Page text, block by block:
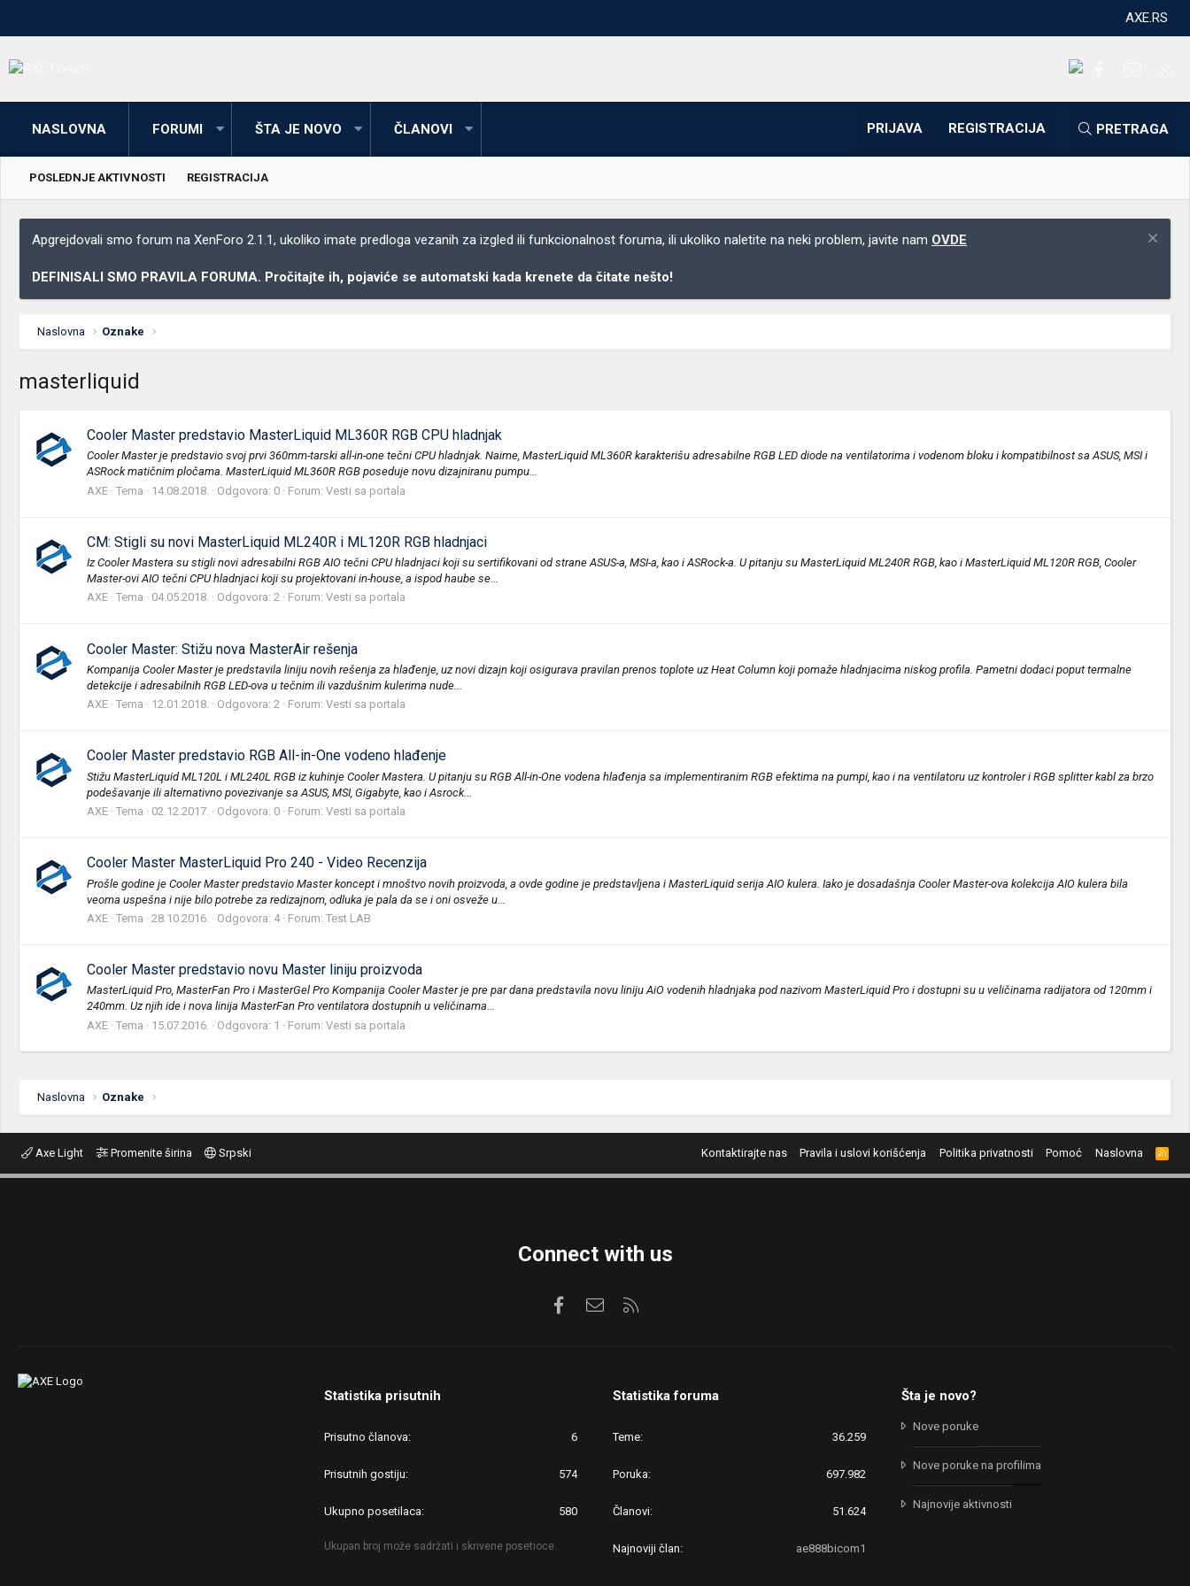
AXE.RS
NASLOVNA FORUMI ŠTA JE NOVO ČLANOVI PRIJAVA REGISTRACIJA PRETRAGA
POSLEDNJE AKTIVNOSTI REGISTRACIJA
Apgrejdovali smo forum na XenForo 2.1.1, ukoliko imate predloga vezanih za izgled ili funkcionalnost foruma, ili ukoliko naletite na neki problem, javite nam OVDE
DEFINISALI SMO PRAVILA FORUMA. Pročitajte ih, pojaviće se automatski kada krenete da čitate nešto!
Naslovna Oznake
masterliquid
Cooler Master predstavio MasterLiquid ML360R RGB CPU hladnjak
Cooler Master je predstavio svoj prvi 360mm-tarski all-in-one tečni CPU hladnjak. Naime, MasterLiquid ML360R karakterišu adresabilne RGB LED diode na ventilatorima i vodenom bloku i kompatibilnost sa ASUS, MSI i
ASRock matičnim pločama. MasterLiquid ML360R RGB poseduje novu dizajniranu pumpu...
AXE Tema 14.08.2018. Odgovora: 0 Forum: Vesti sa portala
CM: Stigli su novi MasterLiquid ML240R i ML120R RGB hladnjaci
Iz Cooler Mastera su stigli novi adresabilni RGB AIO tečni CPU hladnjaci koji su sertifikovani od strane ASUS-a, MSI-a, kao i ASRock-a. U pitanju su MasterLiquid ML240R RGB, kao i MasterLiquid ML120R RGB, Cooler
Master-ovi AIO tečni CPU hladnjaci koji su projektovani in-house, a ispod haube se...
AXE Tema 04.05.2018. Odgovora: 2 Forum: Vesti sa portala
Cooler Master: Stižu nova MasterAir rešenja
Kompanija Cooler Master je predstavila liniju novih rešenja za hlađenje, uz novi dizajn koji osigurava pravilan prenos toplote uz Heat Column koji pomaže hladnjacima niskog profila. Pametni dodaci poput termalne
detekcije i adresabilnih RGB LED-ova u tečnim ili vazdušnim kulerima nude...
AXE Tema 12.01.2018. Odgovora: 2 Forum: Vesti sa portala
Cooler Master predstavio RGB All-in-One vodeno hlađenje
Stižu MasterLiquid ML120L i ML240L RGB iz kuhinje Cooler Mastera. U pitanju su RGB All-in-One vodena hlađenja sa implementiranim RGB efektima na pumpi, kao i na ventilatoru uz kontroler i RGB splitter kabl za brzo
podešavanje ili alternativno povezivanje sa ASUS, MSI, Gigabyte, kao i Asrock...
AXE Tema 02.12.2017. Odgovora: 0 Forum: Vesti sa portala
Cooler Master MasterLiquid Pro 240 - Video Recenzija
Prošle godine je Cooler Master predstavio Master koncept i mnoštvo novih proizvoda, a ovde godine je predstavljena i MasterLiquid serija AIO kulera. Iako je dosadašnja Cooler Master-ova kolekcija AIO kulera bila
veoma uspešna i nije bilo potrebe za redizajnom, odluka je pala da se i oni osveže u...
AXE Tema 28.10.2016. Odgovora: 4 Forum: Test LAB
Cooler Master predstavio novu Master liniju proizvoda
MasterLiquid Pro, MasterFan Pro i MasterGel Pro Kompanija Cooler Master je pre par dana predstavila novu liniju AiO vodenih hladnjaka pod nazivom MasterLiquid Pro i dostupni su u veličinama radijatora od 120mm i
240mm. Uz njih ide i nova linija MasterFan Pro ventilatora dostupnih u veličinama...
AXE Tema 15.07.2016. Odgovora: 1 Forum: Vesti sa portala
Naslovna Oznake
Axe Light Promenite širina Srpski Kontaktirajte nas Pravila i uslovi korišćenja Politika privatnosti Pomoć Naslovna
R
S
S
Connect with us
FacebookKontaktirajte nas
Statistika prisutnih
Prisutno članova 6
Prisutnih gostiju 574
Ukupno posetilaca 580
Ukupan broj može sadržati i skrivene posetioce.
Statistika foruma
Teme 36.259
Poruka 697.982
Članovi 51.624
Najnoviji član ae888bicom1
Šta je novo?
Nove poruke
Nove poruke na profilima
Najnovije aktivnosti